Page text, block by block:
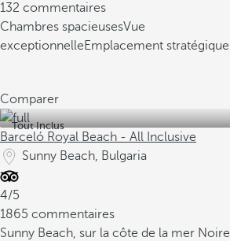
132 commentaires
Chambres spacieusesVue
exceptionnelleEmplacement stratégique
Comparer
Tout Inclus
Barceló Royal Beach - All Inclusive
Sunny Beach, Bulgaria
4/5
1865 commentaires
Sunny Beach, sur la côte de la mer Noire